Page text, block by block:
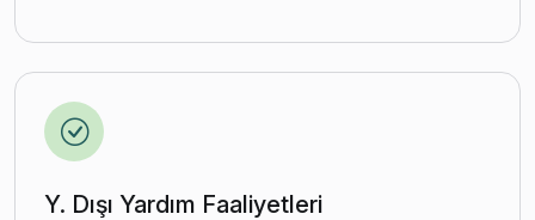
Y. Dışı Yardım Faaliyetleri